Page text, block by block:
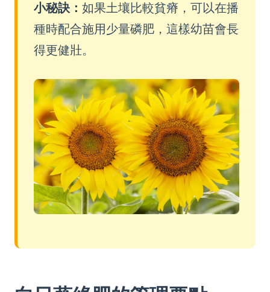
小秘訣： 如果土壤比較貧瘠，可以在播
種時配合施用少量磷肥，這樣幼苗會長
得更健壯。